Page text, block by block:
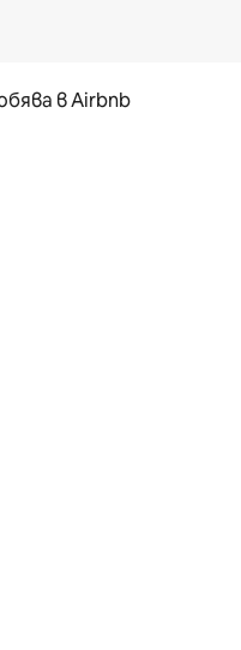
в Airbnb